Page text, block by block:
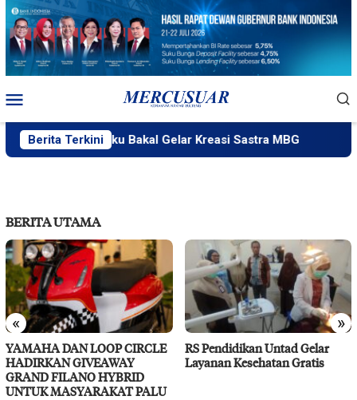
Loncat
konten
Mobile
Berita Terkini
Ngataku Bakal Gelar Kreasi Sastra MBG
BERITA UTAMA
« »
YAMAHA DAN LOOP CIRCLE
HADIRKAN GIVEAWAY
GRAND FILANO HYBRID
UNTUK MASYARAKAT PALU
RS Pendidikan Untad Gelar
Layanan Kesehatan Gratis